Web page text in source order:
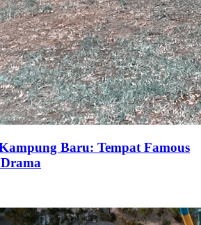
Baru: Tempat Famous